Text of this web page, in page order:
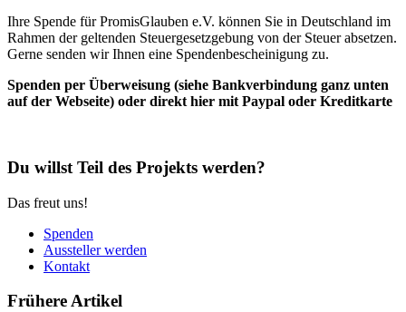
Ihre Spende für PromisGlauben e.V. können Sie in Deutschland im
Rahmen der geltenden Steuergesetzgebung von der Steuer absetzen.
Gerne senden wir Ihnen eine Spendenbescheinigung zu.
Spenden per Überweisung (siehe Bankverbindung ganz unten
auf der Webseite) oder direkt hier mit Paypal oder Kreditkarte
Du willst Teil des Projekts werden?
Das freut uns!
Spenden
Aussteller werden
Kontakt
Frühere Artikel